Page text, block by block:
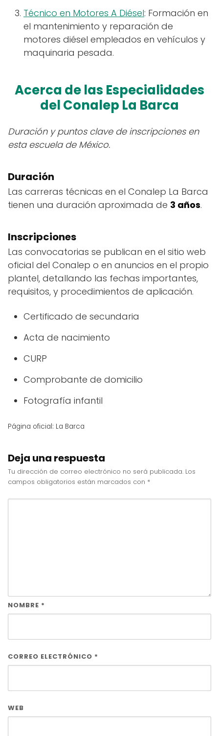
Técnico en Motores A Diésel: Formación en
el mantenimiento y reparación de
motores diésel empleados en vehículos y
maquinaria pesada.
Acerca de las Especialidades
del Conalep La Barca
Duración y puntos clave de inscripciones en
esta escuela de México.
Duración
Las carreras técnicas en el Conalep La Barca
tienen una duración aproximada de 3 años.
Inscripciones
Las convocatorias se publican en el sitio web
oficial del Conalep o en anuncios en el propio
plantel, detallando las fechas importantes,
requisitos, y procedimientos de aplicación.
Certificado de secundaria
Acta de nacimiento
CURP
Comprobante de domicilio
Fotografía infantil
Página oficial: La Barca
Deja una respuesta
Tu dirección de correo electrónico no será publicada. Los
campos obligatorios están marcados con *
NOMBRE *
CORREO ELECTRÓNICO *
WEB